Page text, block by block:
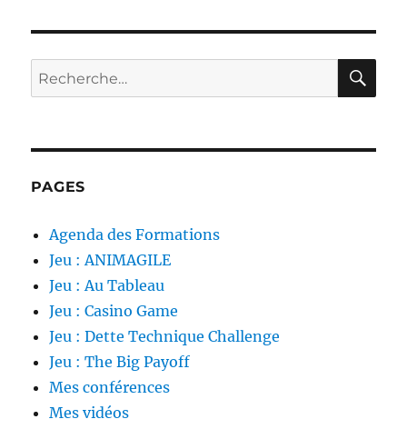
Recherche
pour :
PAGES
Agenda des Formations
Jeu : ANIMAGILE
Jeu : Au Tableau
Jeu : Casino Game
Jeu : Dette Technique Challenge
Jeu : The Big Payoff
Mes conférences
Mes vidéos